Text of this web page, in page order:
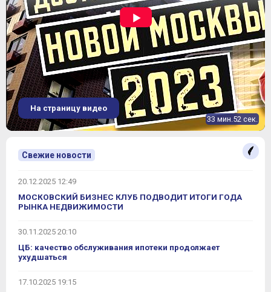
33 мин.52 сек.
На страницу видео
Свежие новости
20.12.2025 12:49
МОСКОВСКИЙ БИЗНЕС КЛУБ ПОДВОДИТ ИТОГИ ГОДА
РЫНКА НЕДВИЖИМОСТИ
30.11.2025 20:10
ЦБ: качество обслуживания ипотеки продолжает
ухудшаться
17.10.2025 19:15